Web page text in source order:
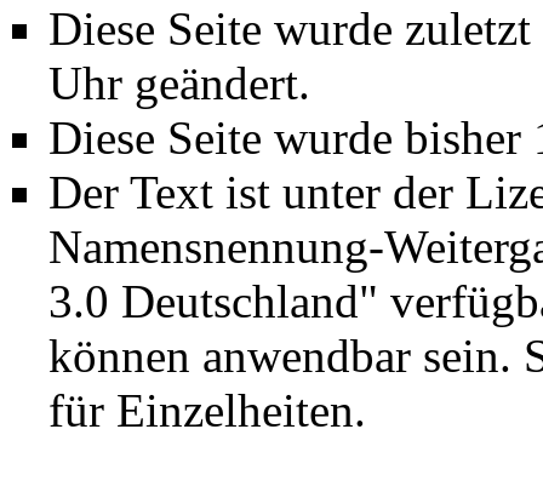
Diese Seite wurde
Uhr geändert.
Diese Seite wurde
Der Text ist unter der
Namensnennung-
3.0 Deutschland"
können anwendbar sein.
für Einzelheiten.